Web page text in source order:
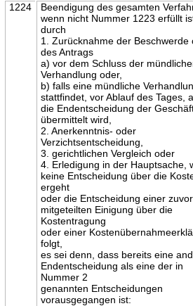
1224
Beendigung des gesamten
wenn nicht Nummer 1223 erfüllt
durch
1. Zurücknahme der Beschwerde
des Antrags
a) vor dem Schluss der
Verhandlung oder,
b) falls eine mündliche
stattfindet, vor Ablauf des Tages,
die Endentscheidung der
übermittelt wird,
2. Anerkenntnis- oder
Verzichtsentscheidung,
3. gerichtlichen Vergleich oder
4. Erledigung in der Hauptsache,
keine Entscheidung über die
ergeht
oder die Entscheidung einer zuvor
mitgeteilten Einigung über die
Kostentragung
oder einer
folgt,
es sei denn, dass bereits eine
Endentscheidung als eine der in
Nummer 2
genannten Entscheidungen
vorausgegangen ist: